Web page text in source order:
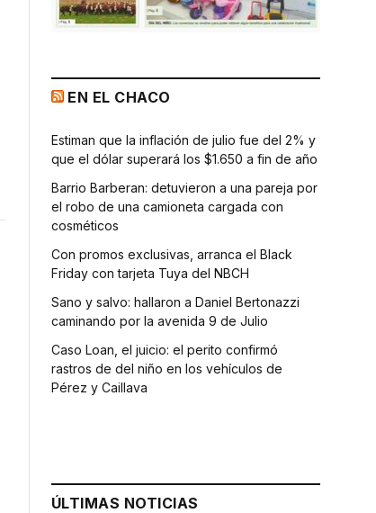
EN EL CHACO
Estiman que la inflación de julio fue del 2% y
que el dólar superará los $1.650 a fin de año
Barrio Barberan: detuvieron a una pareja por
el robo de una camioneta cargada con
cosméticos
Con promos exclusivas, arranca el Black
Friday con tarjeta Tuya del NBCH
Sano y salvo: hallaron a Daniel Bertonazzi
caminando por la avenida 9 de Julio
Caso Loan, el juicio: el perito confirmó
rastros de del niño en los vehículos de
Pérez y Caillava
ÚLTIMAS NOTICIAS